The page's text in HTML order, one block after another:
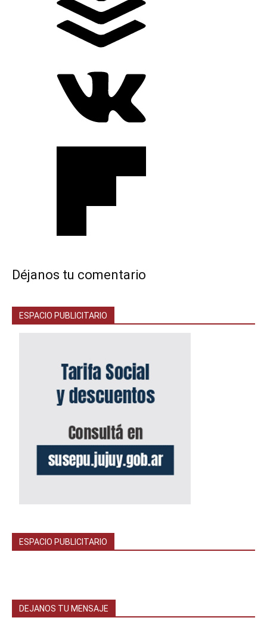
Déjanos tu comentario
ESPACIO PUBLICITARIO
ESPACIO PUBLICITARIO
DEJANOS TU MENSAJE